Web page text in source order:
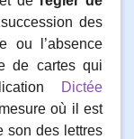
des
ou l’absence
de cartes qui
Dictée
où il est
son des lettres